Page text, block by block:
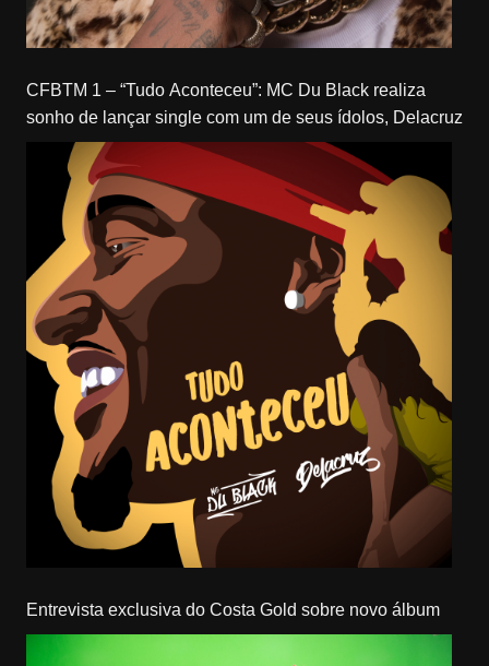
CFBTM 1 – “Tudo Aconteceu”: MC Du Black realiza
sonho de lançar single com um de seus ídolos, Delacruz
Entrevista exclusiva do Costa Gold sobre novo álbum